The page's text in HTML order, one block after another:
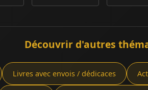
Découvrir d'autres
Livres avec envois / dédicaces